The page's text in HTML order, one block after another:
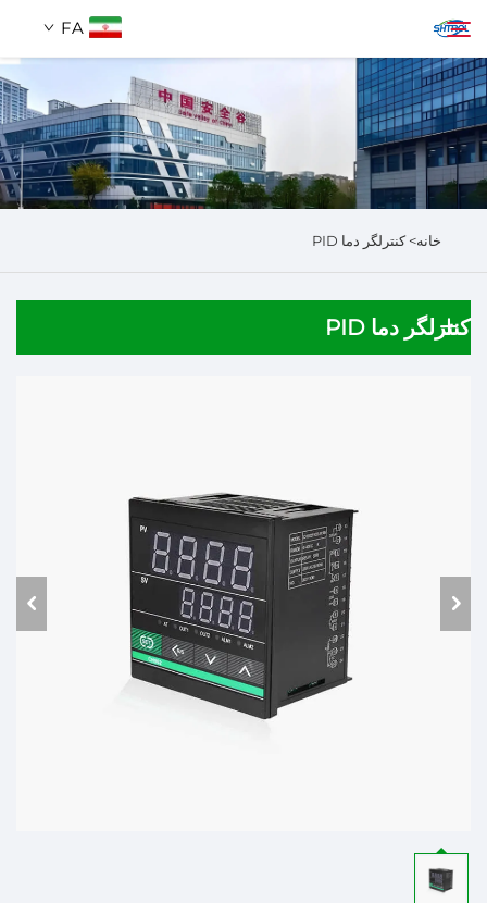
FA
دربارهٔ ما
محصولات
جستجو
خانه>کنترلگر دما PID
کنترلگر دما PID